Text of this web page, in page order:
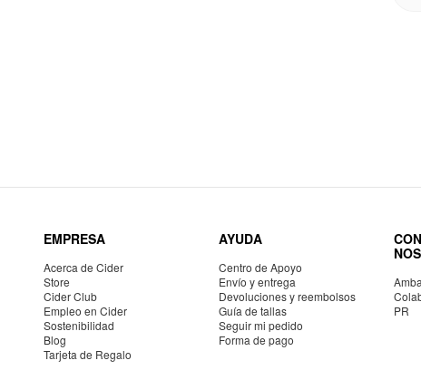
EMPRESA
Acerca de Cider
Store
Cider Club
Empleo en Cider
Sostenibilidad
Blog
Tarjeta de Regalo
AYUDA
Centro de Apoyo
Envío y entrega
Devoluciones y reembolsos
Guía de tallas
Seguir mi pedido
Forma de pago
PR